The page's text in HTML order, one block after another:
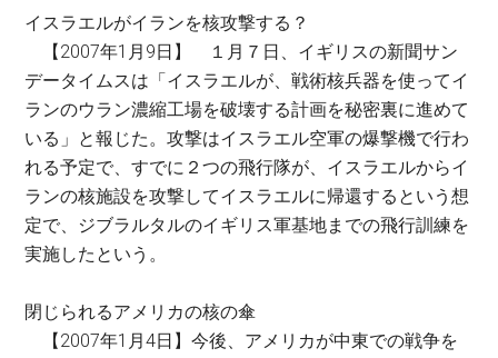
イスラエルがイランを核攻撃する？
【2007年1月9日】 １月７日、イギリスの新聞サン
データイムスは「イスラエルが、戦術核兵器を使ってイ
ランのウラン濃縮工場を破壊する計画を秘密裏に進めて
いる」と報じた。攻撃はイスラエル空軍の爆撃機で行わ
れる予定で、すでに２つの飛行隊が、イスラエルからイ
ランの核施設を攻撃してイスラエルに帰還するという想
定で、ジブラルタルのイギリス軍基地までの飛行訓練を
実施したという。
閉じられるアメリカの核の傘
【2007年1月4日】今後、アメリカが中東での戦争を